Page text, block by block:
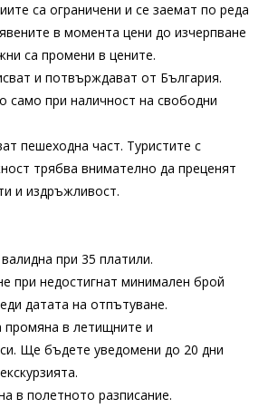
са ограничени и се заемат по реда
в момента цени до изчерпване
са промени в цените.
и потвърждават от България.
само при наличност на свободни
пешеходна част. Туристите с
трябва внимателно да преценят
и издръжливост.
при 35 платили.
при недостигнат минимален брой
датата на отпътуване.
в летищните и
Ще бъдете уведомени до 20 дни
в полетното разписание.